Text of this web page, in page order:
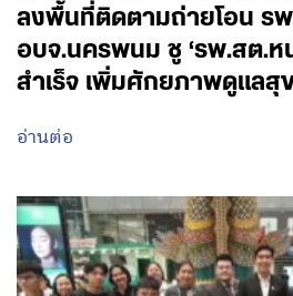
ลงพื้นที่ติดตามถ่ายโอน รพ
อบจ.นครพนม ชู ‘รพ.สต.ห
สำเร็จ เพิ่มศักยภาพดูแลสุ
อ่านต่อ